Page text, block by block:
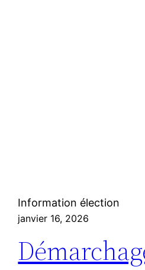
Information élection
janvier 16, 2026